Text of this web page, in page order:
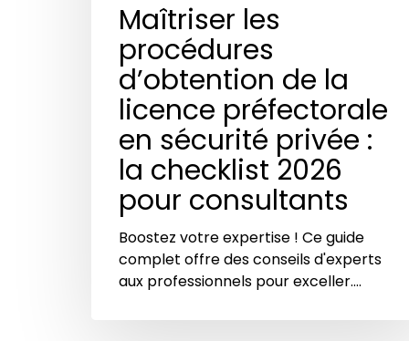
Maîtriser les
procédures
d’obtention de la
licence préfectorale
en sécurité privée :
la checklist 2026
pour consultants
Boostez votre expertise ! Ce guide
complet offre des conseils d'experts
aux professionnels pour exceller.…